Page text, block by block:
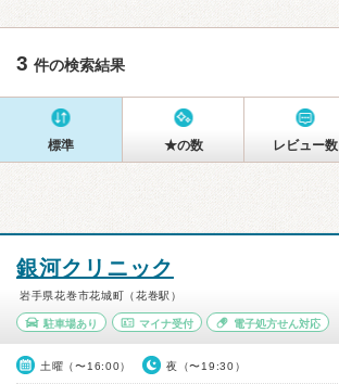
3 件の検索結果
標準 ★の数 レビュー数
銀河クリニック
岩手県花巻市花城町（花巻駅）
駐車場あり マイナ受付 電子処方せん対応
土曜（〜16:00） 夜（〜19:30）